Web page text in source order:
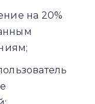
на 20%